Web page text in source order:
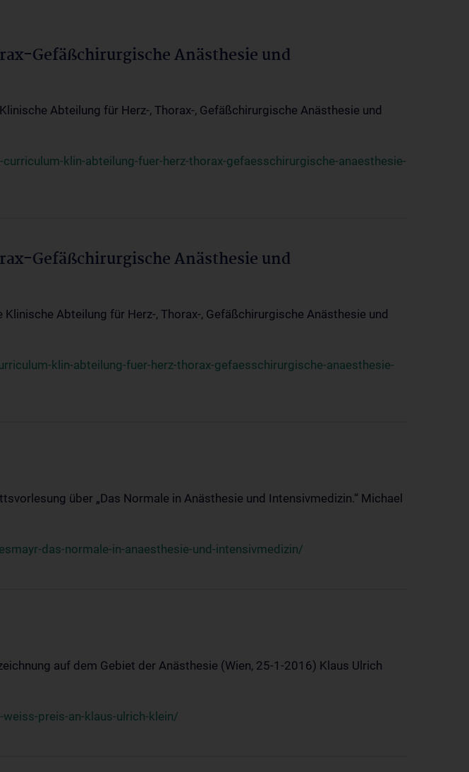
Gefäßchirurgische Anästhesie und
Abteilung für Herz-, Thorax-, Gefäßchirurgische Anästhesie und
klin-abteilung-fuer-herz-thorax-gefaesschirurgische-anaesthesie-
Gefäßchirurgische Anästhesie und
Abteilung für Herz-, Thorax-, Gefäßchirurgische Anästhesie und
klin-abteilung-fuer-herz-thorax-gefaesschirurgische-anaesthesie-
über „Das Normale in Anästhesie und Intensivmedizin.“ Michael
das-normale-in-anaesthesie-und-intensivmedizin/
auf dem Gebiet der Anästhesie (Wien, 25-1-2016) Klaus Ulrich
preis-an-klaus-ulrich-klein/